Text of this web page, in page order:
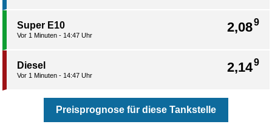
2,089
Super E10
Vor 1 Minuten - 14:47 Uhr
2,149
Diesel
Vor 1 Minuten - 14:47 Uhr
Preisprognose für diese Tankstelle